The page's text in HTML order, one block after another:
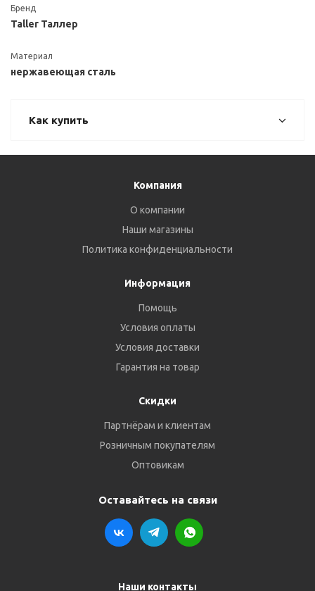
Бренд
Taller Таллер
Материал
нержавеющая сталь
Как купить
Компания
О компании
Наши магазины
Политика конфиденциальности
Информация
Помощь
Условия оплаты
Условия доставки
Гарантия на товар
Скидки
Партнёрам и клиентам
Розничным покупателям
Оптовикам
Оставайтесь на связи
Наши контакты